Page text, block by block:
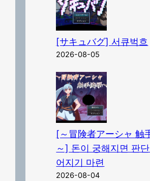
[サキュバグ] 서큐벅흐
2026-08-05
[～冒険者アーシャ 触
～] 돈이 궁해지면 판
어지기 마련
2026-08-04